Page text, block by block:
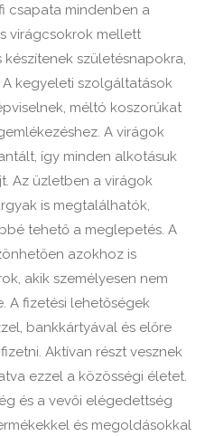
csapata mindenben a
virágcsokrok mellett
születésnapokra,
kegyeleti szolgáltatások
méltó koszorúkat
A virágok
így minden alkotásuk
Az üzletben a virágok
is megtalálhatók,
tehető a meglepetés. A
azokhoz is
akik személyesen nem
A fizetési lehetőségek
bankkártyával és előre
Aktívan részt vesznek
ezzel a közösségi életet.
és a vevői elégedettség
és megoldásokkal